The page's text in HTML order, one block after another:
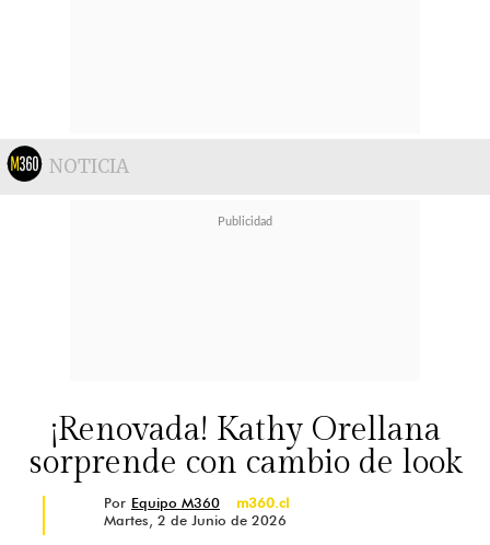
NOTICIA
¡Renovada! Kathy Orellana
sorprende con cambio de look
Por Equipo M360
m360.cl
Martes, 2 de Junio de 2026